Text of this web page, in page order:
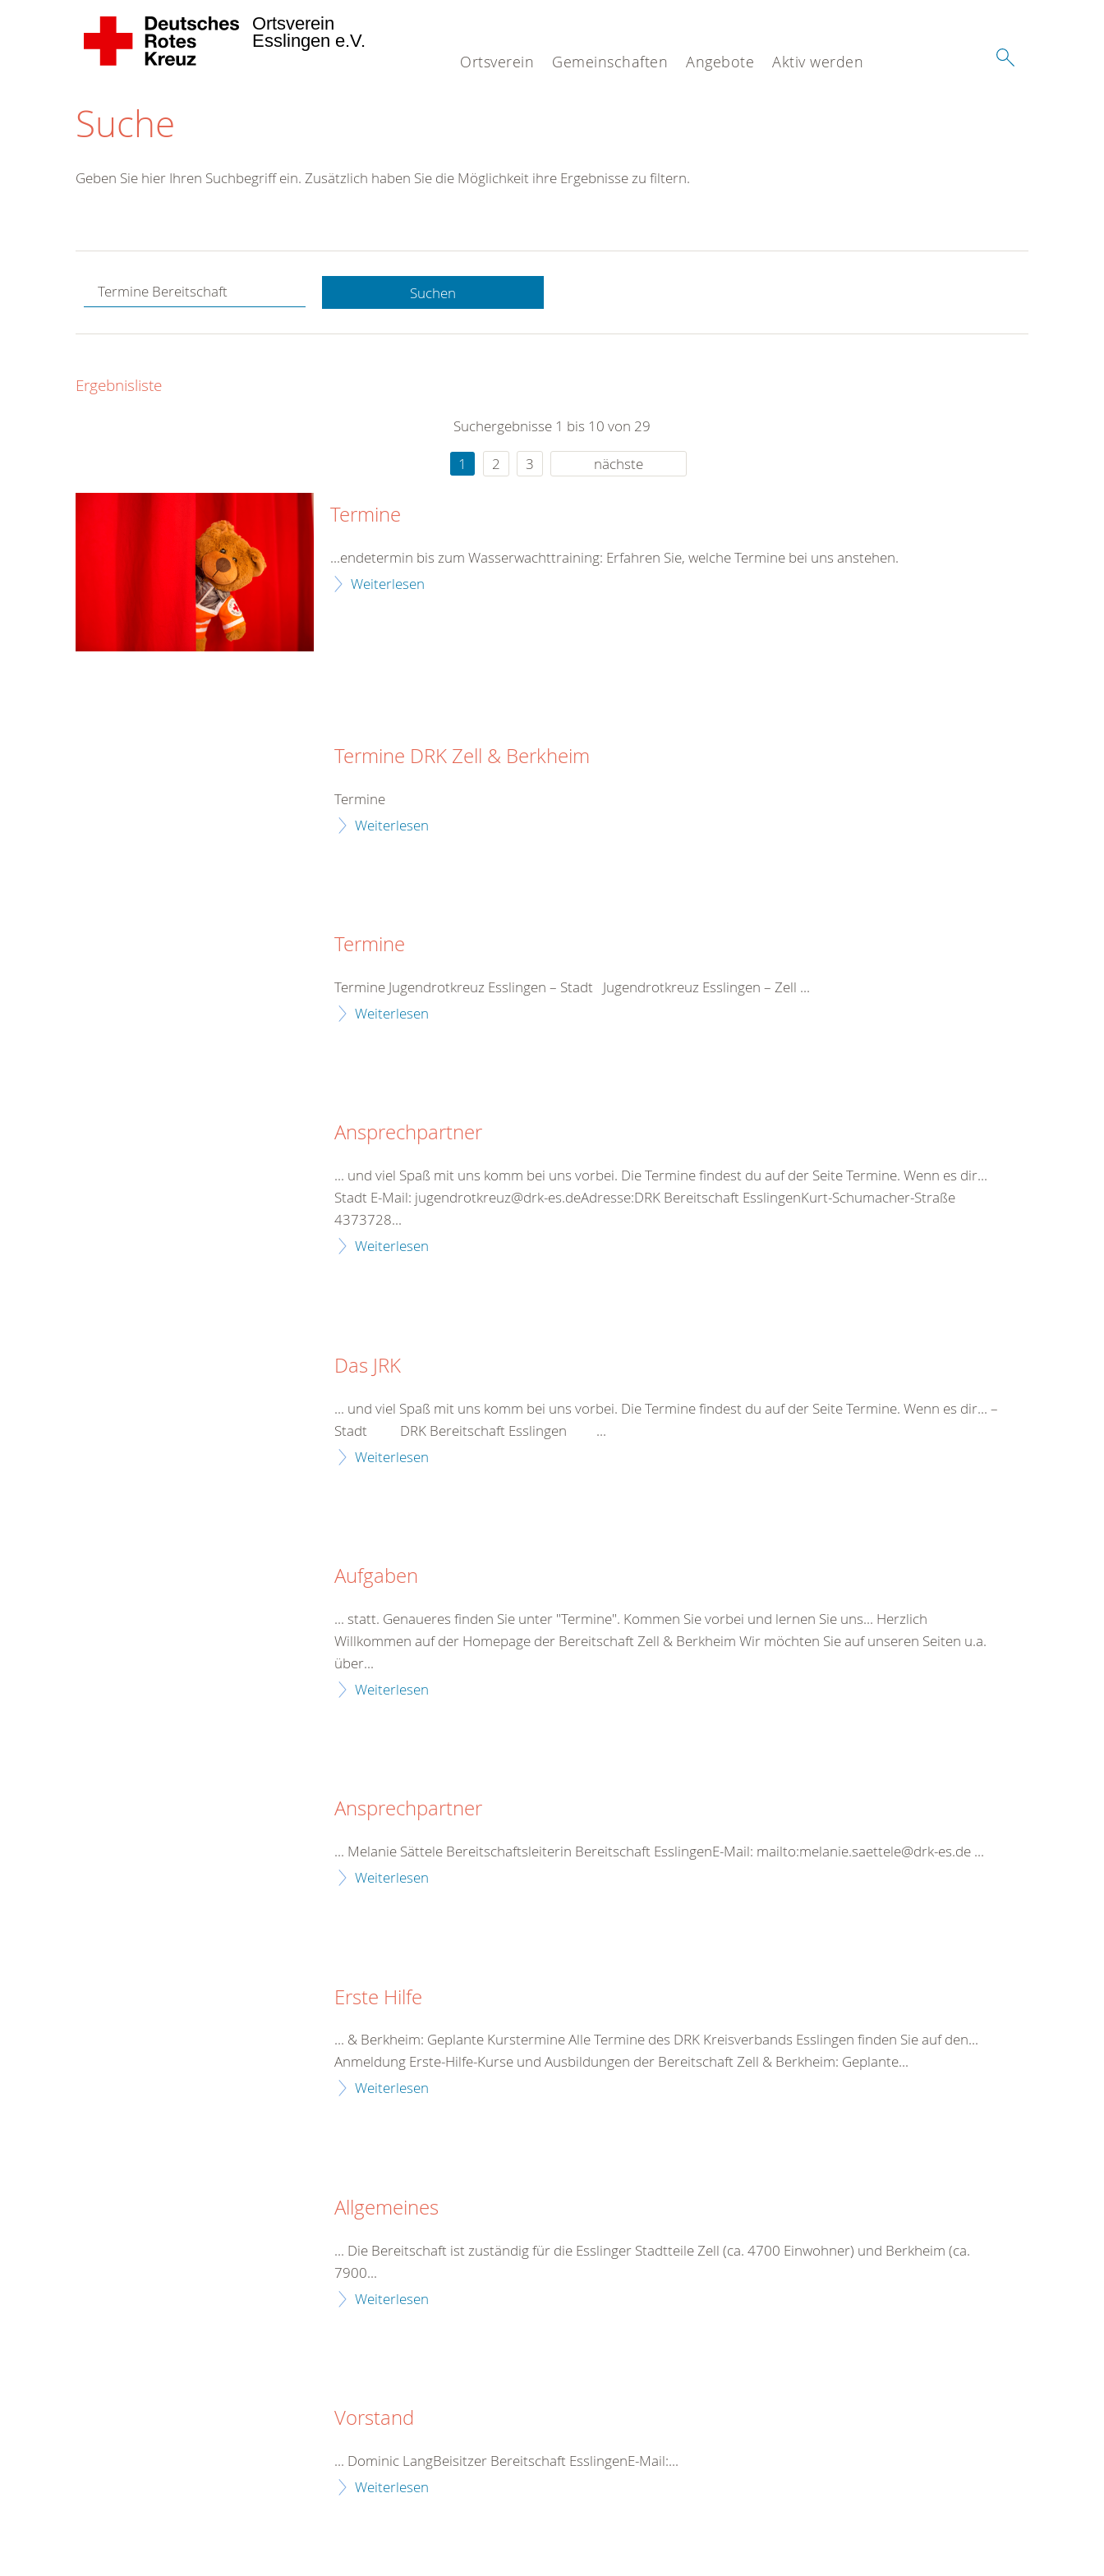
Ortsverein Gemeinschaften Angebote Aktiv werden
Ortsverein
Esslingen e.V.
Suche
Hotline.
gerne.
Geben Sie hier Ihren Suchbegriff ein. Zusätzlich haben Sie die Möglichkeit ihre Ergebnisse zu filtern.
Suchen
Ergebnisliste
Suchergebnisse 1 bis 10 von 29
1
2 3 nächste
Termine
...endetermin bis zum Wasserwachttraining: Erfahren Sie, welcheTermine bei uns anstehen.
Weiterlesen
Termine DRK Zell & Berkheim
Termine
Weiterlesen
Termine
Termine Jugendrotkreuz Esslingen – Stadt Jugendrotkreuz Esslingen – Zell ...
Weiterlesen
Ansprechpartner
... und viel Spaß mit uns komm bei uns vorbei. DieTerminefindest du auf der SeiteTermine. Wenn es dir...
Stadt E-Mail: jugendrotkreuz@drk-es.deAdresse:DRK Bereitschaft EsslingenKurt-Schumacher-Straße
4373728...
Weiterlesen
Das JRK
... und viel Spaß mit uns komm bei uns vorbei. DieTerminefindest du auf der SeiteTermine. Wenn es dir... –
Stadt DRK Bereitschaft Esslingen ...
Weiterlesen
Aufgaben
... statt. Genaueres finden Sie unter "Termine". Kommen Sie vorbei und lernen Sie uns... Herzlich
Willkommen auf der Homepage der BereitschaftZell & Berkheim Wir möchten Sie auf unseren Seiten u.a.
über...
Weiterlesen
Ansprechpartner
... Melanie Sättele Bereitschaftsleiterin Bereitschaft EsslingenE-Mail: mailto:melanie.saettele@drk-es.de ...
Weiterlesen
Erste Hilfe
... & Berkheim: Geplante KurstermineAlleTermine des DRK Kreisverbands Esslingen finden Sie auf den...
Anmeldung Erste-Hilfe-Kurse und Ausbildungen der BereitschaftZell & Berkheim: Geplante...
Weiterlesen
Allgemeines
... Die Bereitschaft ist zuständig für die Esslinger Stadtteile Zell (ca. 4700 Einwohner) und Berkheim (ca.
7900...
Weiterlesen
Vorstand
... Dominic LangBeisitzer Bereitschaft EsslingenE-Mail:...
Weiterlesen